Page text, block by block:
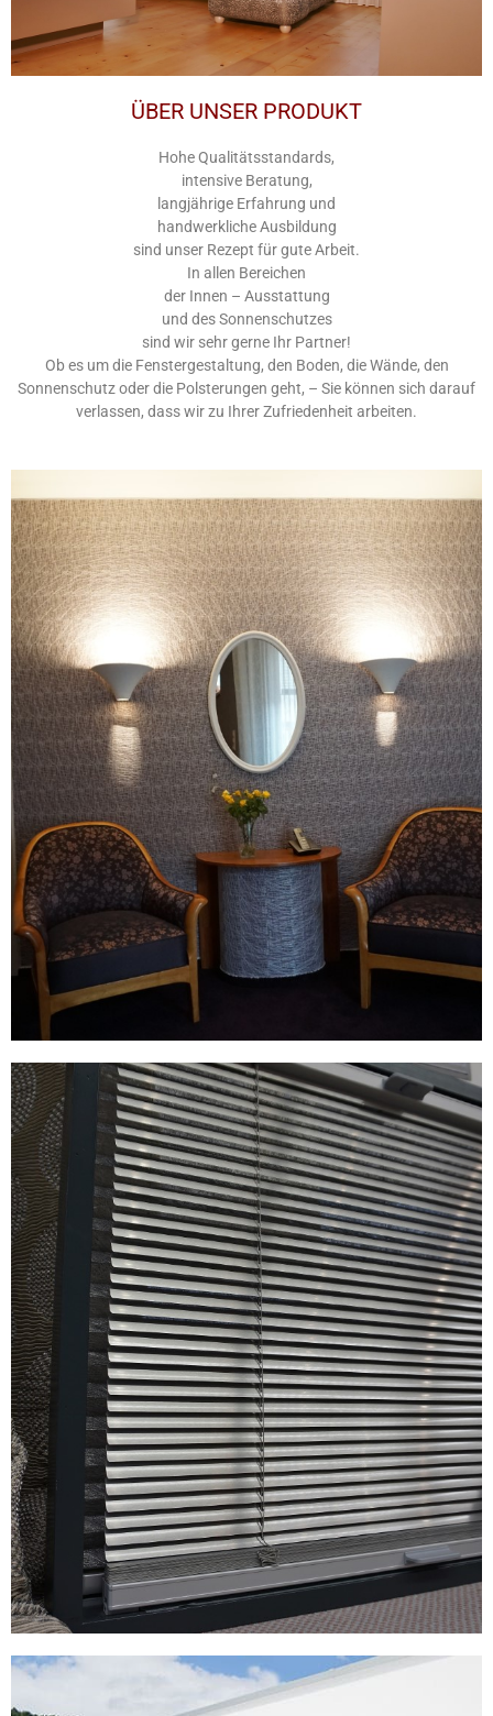
ÜBER UNSER PRODUKT
Hohe Qualitätsstandards,
intensive Beratung,
langjährige Erfahrung und
handwerkliche Ausbildung
sind unser Rezept für gute Arbeit.
In allen Bereichen
der Innen – Ausstattung
und des Sonnenschutzes
sind wir sehr gerne Ihr Partner!
Ob es um die Fenstergestaltung, den Boden, die Wände, den
Sonnenschutz oder die Polsterungen geht, – Sie können sich darauf
verlassen, dass wir zu Ihrer Zufriedenheit arbeiten.
Wohnen mit hochwertigen
Einrichtungsstoffen
...nichts kann einen Raum so einfach und wirkungsvoll
beeinflussen, wie unsere modernen Gewebe, die wir auch
wirklich für jeden Stil und Geschmack passend einsetzen.
Unsere Erfahrung und handwerkliches Können, sind der
Garant für fachgerechte Verarbeitung nach Ihren
Maßstäben!
Sonnenschutz für den Innenbereich
Die behagliche Alternative zum Rollladen ist der
Sonnenschutz von innen. Mit unseren vielfältigen
Möglichkeiten stimmen wir Ihre Bedürfnisse mit Ihrer
Einrichtung ab, und Sie erhalten so einen effektiven
Sonnenschutz, der gut aussieht und zu Ihnen passt.
Dauerhaft, funktionell, individuell, fachgerecht eingebaut.
Übrigens: ein gut abgestimmtes Sonnenschutzkonzept
mindert Ihren Aufwand an Energiekosten erheblich! Wir
beraten Sie auch gern dazu.